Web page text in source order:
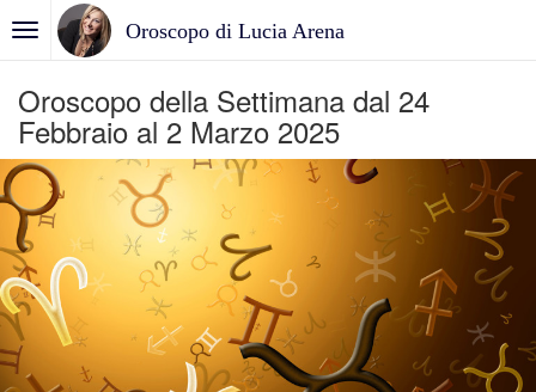
Oroscopo di Lucia Arena
Oroscopo della Settimana dal 24
Febbraio al 2 Marzo 2025